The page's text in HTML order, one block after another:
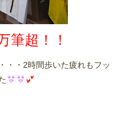
筆超 ！！
・・2時間歩いた疲れもフッ